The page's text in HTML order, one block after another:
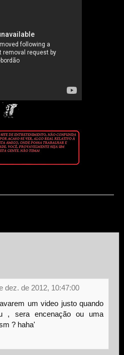
dez. de 2012, 10:47:00
um video justo quando
, sera encenação ou uma
? haha'